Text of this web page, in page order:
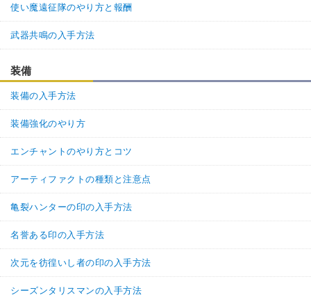
使い魔遠征隊のやり方と報酬
武器共鳴の入手方法
装備
装備の入手方法
装備強化のやり方
エンチャントのやり方とコツ
アーティファクトの種類と注意点
亀裂ハンターの印の入手方法
名誉ある印の入手方法
次元を彷徨いし者の印の入手方法
シーズンタリスマンの入手方法